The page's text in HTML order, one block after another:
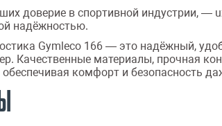
доверие в спортивной индустрии, —
надёжностью.
Gymleco 166 — это надёжный,
Качественные материалы, прочная
обеспечивая комфорт и безопасность